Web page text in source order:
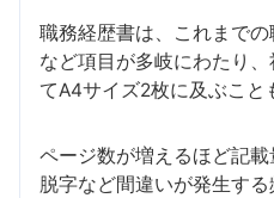
職務経歴書は、これまで
など項目が多岐にわたり
てA4サイズ2枚に及ぶこと
ページ数が増えるほど記
脱字など間違いが発生す